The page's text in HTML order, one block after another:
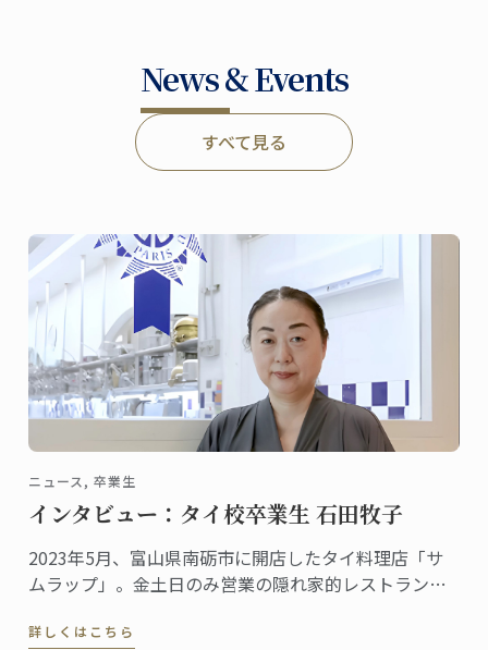
News & Events
すべて見る
ニュース, 卒業生
インタビュー：タイ校卒業生 石田牧子
2023年5月、富山県南砺市に開店したタイ料理店「サ
ムラップ」。金土日のみ営業の隠れ家的レストランに
既に評判、地元客はもちろん、遠くから足を延ばす人
詳しくはこちら